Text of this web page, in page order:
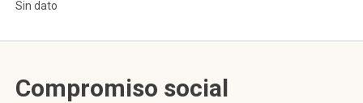
Sin dato
Compromiso social